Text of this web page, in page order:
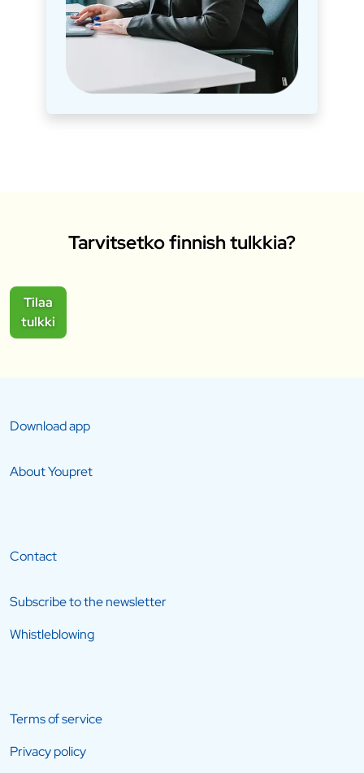
Tarvitsetko finnish tulkkia?
Tilaa
tulkki
Download app
About Youpret
Contact
Subscribe to the newsletter
Whistleblowing
Terms of service
Privacy policy